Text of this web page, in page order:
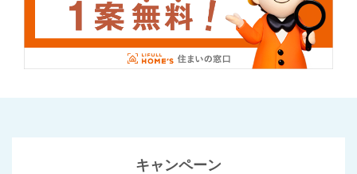
キャンペーン